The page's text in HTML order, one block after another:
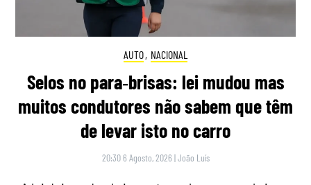
AUTO, NACIONAL
Selos no para‑brisas: lei mudou mas
muitos condutores não sabem que têm
de levar isto no carro
20:30 6 Agosto, 2026 |João Luís